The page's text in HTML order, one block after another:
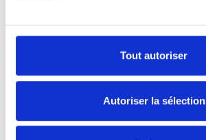
Tout autoriser
Autoriser la sélection
D'AUTRES
FORMATIONS...